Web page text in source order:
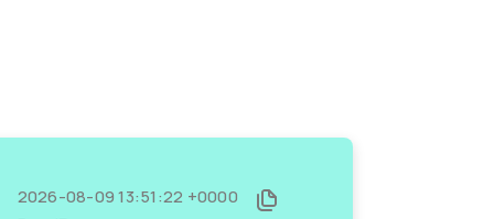
2026-08-09 13:51:22 +0000